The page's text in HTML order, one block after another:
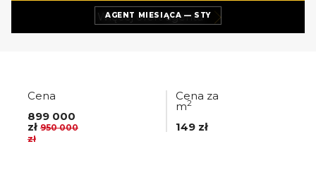
AGENT MIESIĄCA — STY
Więcej ofertagenta
Cena
899 000
zł 950 000
zł
Cena za
m2
149 zł